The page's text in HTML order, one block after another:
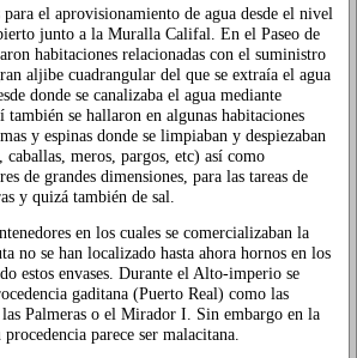
el aprovisionamiento de agua desde el nivel
junto a la Muralla Califal. En el Paseo de
habitaciones relacionadas con el suministro
aljibe cuadrangular del que se extraía el agua
donde se canalizaba el agua mediante
también se hallaron en algunas habitaciones
y espinas donde se limpiaban y despiezaban
caballas, meros, pargos, etc) así como
de grandes dimensiones, para las tareas de
y quizá también de sal.
en los cuales se comercializaban la
no se han localizado hasta ahora hornos en los
estos envases. Durante el Alto-imperio se
gaditana (Puerto Real) como las
las Palmeras o el Mirador I. Sin embargo en la
parece ser malacitana.